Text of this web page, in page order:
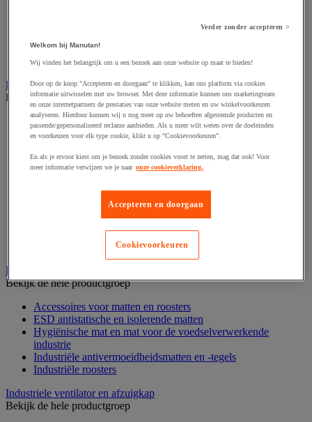
Stalen ketting
Touw en draad
Industriële en magazijnstellingen
Bekijk de hele productgroep
Doorschuifstelling en doorrolstelling
Draagarmstelling voor lange lasten
Lichte stelling
Middelzware stelling
Stelling voor detail- en groothandel
Stellingen voor de automobielindustrie
Industriële mat, tegel en rooster
Bekijk de hele productgroep
Accessoires voor matten en roosters
ESD antistatische en isolerende matten
Hygiënische mat en mat voor de voedselverwerkende
industrie
Industriële antivermoeidheidsmatten en -tegels
Industriële roosters
Industriele ventilator en afzuigkap
Bekijk de hele productgroep
Verder zonder accepteren >
Welkom bij Manutan!
Wij vinden het belangrijk om u een bezoek aan onze website op maat te bieden!
Door op de knop "Accepteren en doorgaan" te klikken, kan ons platform via cookies
informatie uitwisselen met uw browser. Met deze informatie kunnen ons marketingteam
en onze internetpartners de prestaties van onze website meten en uw winkelvoorkeuren
analyseren. Hierdoor kunnen wij u nog meer op uw behoeften afgestemde producten en
passende/gepersonaliseerd reclame aanbieden. Als u meer wilt weten over de doeleinden
en voorkeuren voor elk type cookie, klikt u op "Cookievoorkeuren".
En als je ervoor kiest om je bezoek zonder cookies voort te zetten, mag dat ook! Voor
meer informatie verwijzen we je naar onze cookieverklaring.
Accepteren en doorgaan
Cookievoorkeuren